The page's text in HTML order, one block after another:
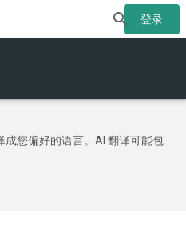
登录
成您偏好的语言。AI 翻译可能包